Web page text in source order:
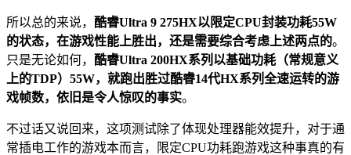
所以总的来说， 酷睿Ultra 9 275HX以限定CPU封装功耗55W
的状态，在游戏性能上胜出，还是需要综合考虑上述两点的。
只是无论如何， 酷睿Ultra 200HX系列以基础功耗（常规意义
上的TDP）55W，就跑出胜过酷睿14代HX系列全速运转的游
戏帧数，依旧是令人惊叹的事实。
不过话又说回来，这项测试除了体现处理器能效提升，对于通
常插电工作的游戏本而言，限定CPU功耗跑游戏这种事真的有